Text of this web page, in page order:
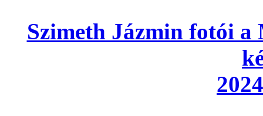
Szimeth Jázmin fotói a